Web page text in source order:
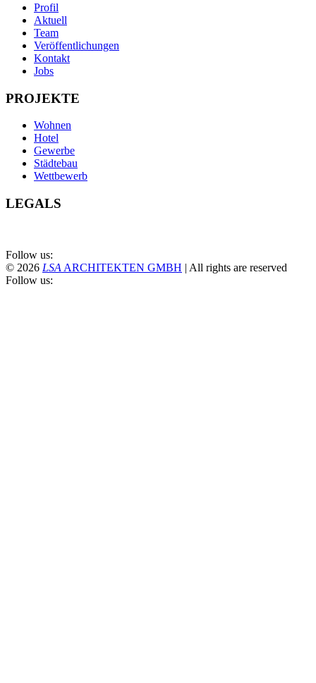
Profil
Aktuell
Team
Veröffentlichungen
Kontakt
Jobs
PROJEKTE
Wohnen
Hotel
Gewerbe
Städtebau
Wettbewerb
LEGALS
Follow us:
© 2026 LSA ARCHITEKTEN GMBH | All rights are reserved
Follow us: